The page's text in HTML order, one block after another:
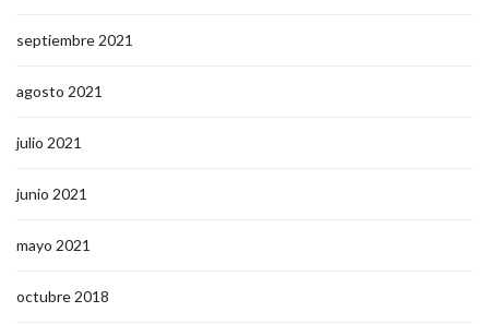
septiembre 2021
agosto 2021
julio 2021
junio 2021
mayo 2021
octubre 2018